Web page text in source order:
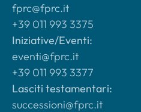
fprc@fprc.it
+39 011 993 3375
Iniziative/Eventi:
eventi@fprc.it
+39 011 993 3377
Lasciti testamentari:
successioni@fprc.it